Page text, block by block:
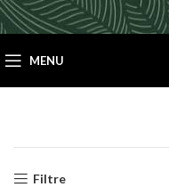
MENU
Filtre